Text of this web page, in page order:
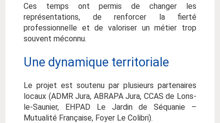
Ces temps ont permis de changer les
représentations, de renforcer la fierté
professionnelle et de valoriser un métier trop
souvent méconnu.
Une dynamique territoriale
Le projet est soutenu par plusieurs partenaires
locaux (ADMR Jura, ABRAPA Jura, CCAS de Lons-
le-Saunier, EHPAD Le Jardin de Séquanie –
Mutualité Française, Foyer Le Colibri).